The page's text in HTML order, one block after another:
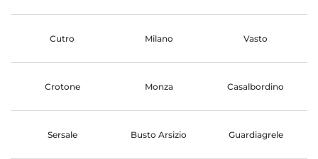
Cutro Milano Vasto
Crotone Monza Casalbordino
Sersale Busto Arsizio Guardiagrele